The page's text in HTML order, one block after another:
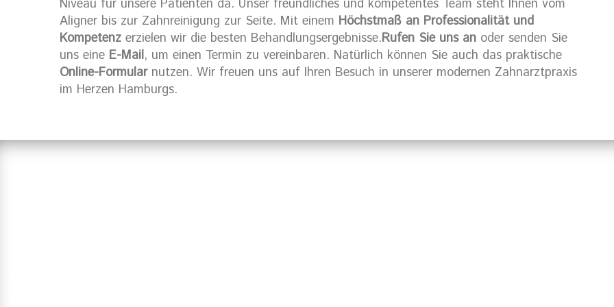
Niveau für unsere Patienten da. Unser freundliches und kompetentes Team steht Ihnen vom
Aligner bis zur Zahnreinigung zur Seite. Mit einem Höchstmaß an Professionalität und
Kompetenz erzielen wir die besten Behandlungsergebnisse.Rufen Sie uns an oder senden Sie
uns eine E-Mail, um einen Termin zu vereinbaren. Natürlich können Sie auch das praktische
Online-Formularnutzen. Wir freuen uns auf Ihren Besuch in unserer modernen Zahnarztpraxis
im Herzen Hamburgs.